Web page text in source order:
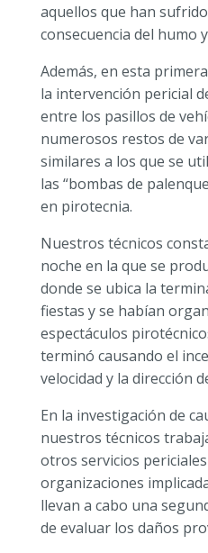
aquellos que han
consecuencia del humo
Además, en esta
la intervención pericial
entre los pasillos de
numerosos restos de
similares a los que se
las “bombas de
en pirotecnia.
Nuestros técnicos
noche en la que se
donde se ubica la
fiestas y se habían
espectáculos
terminó causando el
velocidad y la dirección
En la investigación de
nuestros técnicos
otros servicios
organizaciones
llevan a cabo una
de evaluar los daños